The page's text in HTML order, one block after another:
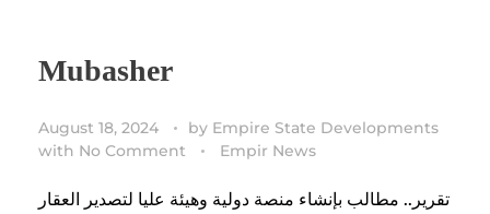
Mubasher
August 18, 2024 by Empire State Developments
with No Comment Empir News
تقرير.. مطالب بإنشاء منصة دولية وهيئة عليا لتصدير العقار